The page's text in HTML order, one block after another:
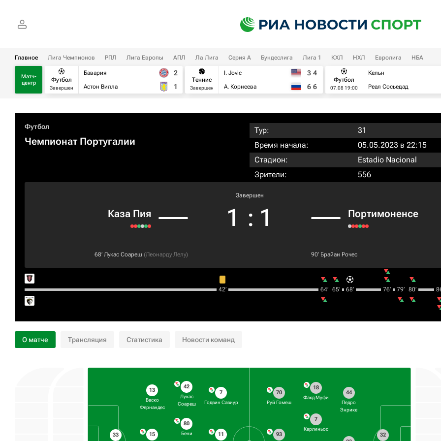
Главное Лига Чемпионов РПЛ Лига Европы АПЛ Ла Лига Серия А Бундеслига Лига 1 КХЛ НХЛ Евролига НБА
Матч-
центр
Футбол
Завершен
Бавария
Астон Вилла
2
1
Теннис
Завершен
I. Jovic
А. Корнеева
3 4
6 6
Футбол
07.08 19:00
Кельн
Реал Сосьедад
Футбол
Чемпионат Португалии
Тур:
31
Время начала:
05.05.2023 в 22:15
Стадион:
Estadio Nacional
Зрители:
556
Каза Пия
Завершен
1 : 1 Портимоненсе
68‎’‎ Лукас Соареш (Леонарду Лелу) 90‎’‎ Брайан Рочес
42‎’‎ 64‎’‎ 65‎’‎ 68‎’‎ 76‎’‎ 79‎’‎ 80‎’‎
О матче Трансляция Статистика Новости команд
33
13
Васко
Фернандес
15
42
Лукас
Соареш
80
Бени
7
Годвин Савиур
11 32
44
Педро
Энрике
18
Фахд Муфи
7
Карлиньос
70
Руй Гомеш
93